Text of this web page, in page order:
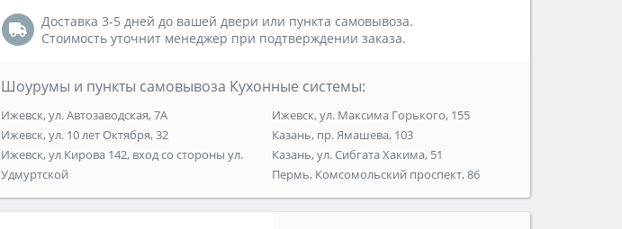
Доставка 3-5 дней до вашей двери или пункта самовывоза.
Стоимость уточнит менеджер при подтверждении заказа.
Шоурумы и пункты самовывоза Кухонные системы:
Ижевск, ул. Автозаводская, 7А
Ижевск, ул. 10 лет Октября, 32
Ижевск, ул Кирова 142, вход со стороны ул.
Удмуртской
Ижевск, ул. Максима Горького, 155
Казань, пр. Ямашева, 103
Казань, ул. Сибгата Хакима, 51
Пермь, Комсомольский проспект, 86